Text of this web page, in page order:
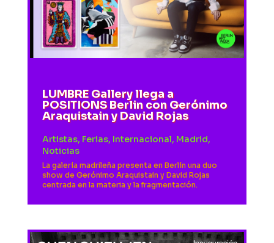
LUMBRE Gallery llega a
POSITIONS Berlin con Gerónimo
Araquistain y David Rojas
Artistas, Ferias, Internacional, Madrid,
Noticias
La galería madrileña presenta en Berlín una duo
show de Gerónimo Araquistain y David Rojas
centrada en la materia y la fragmentación.